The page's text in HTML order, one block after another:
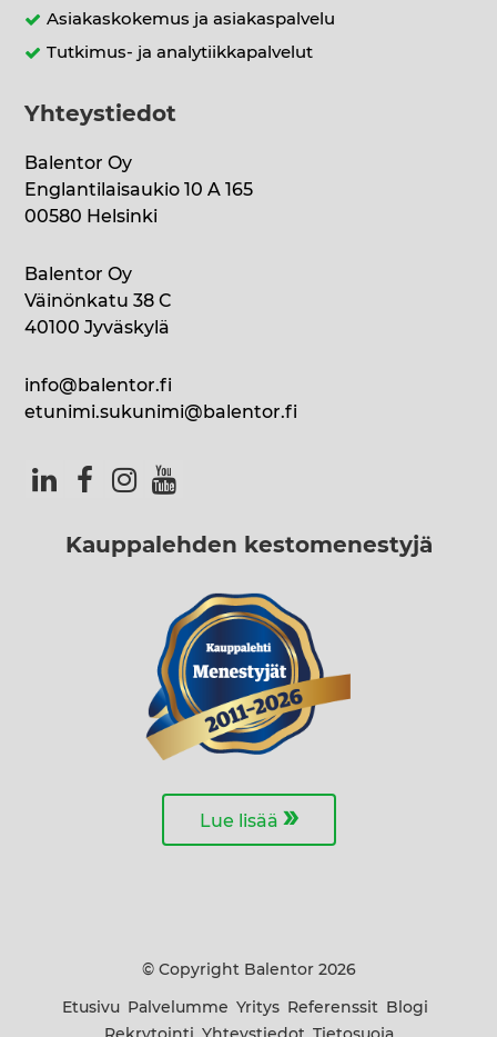
Asiakaskokemus ja asiakaspalvelu
Tutkimus- ja analytiikkapalvelut
Yhteystiedot
Balentor Oy
Englantilaisaukio 10 A 165
00580 Helsinki
Balentor Oy
Väinönkatu 38 C
40100 Jyväskylä
info@balentor.fi
etunimi.sukunimi@balentor.fi
Kauppalehden kestomenestyjä
Lue lisää »
© Copyright Balentor 2026
Etusivu Palvelumme Yritys Referenssit
Blogi